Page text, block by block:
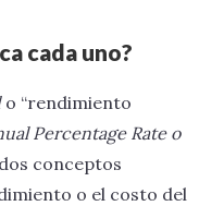
cada uno?
o “rendimiento
Percentage Rate o
conceptos
o el costo del